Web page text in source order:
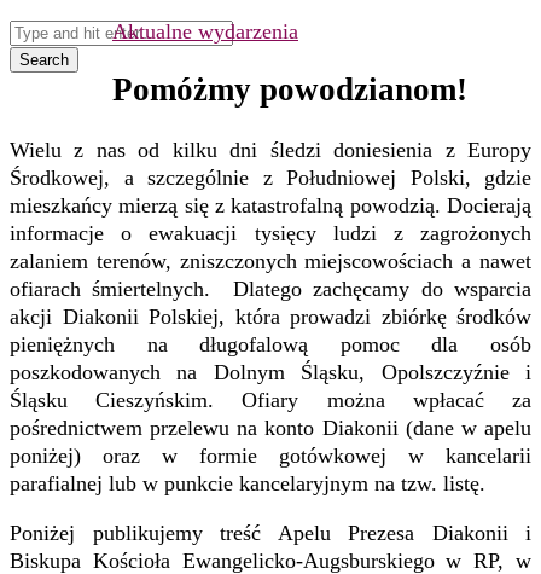
Search
Aktualne wydarzenia
Pomóżmy powodzianom!
Wielu z nas od kilku dni śledzi doniesienia z Europy
Środkowej, a szczególnie z Południowej Polski, gdzie
mieszkańcy mierzą się z katastrofalną powodzią. Docierają
informacje o ewakuacji tysięcy ludzi z zagrożonych
zalaniem terenów, zniszczonych miejscowościach a nawet
ofiarach śmiertelnych. Dlatego zachęcamy do wsparcia
akcji Diakonii Polskiej, która prowadzi zbiórkę środków
pieniężnych na długofalową pomoc dla osób
poszkodowanych na Dolnym Śląsku, Opolszczyźnie i
Śląsku Cieszyńskim. Ofiary można wpłacać za
pośrednictwem przelewu na konto Diakonii (dane w apelu
poniżej) oraz w formie gotówkowej w kancelarii
parafialnej lub w punkcie kancelaryjnym na tzw. listę.
Poniżej publikujemy treść Apelu Prezesa Diakonii i
Biskupa Kościoła Ewangelicko-Augsburskiego w RP, w